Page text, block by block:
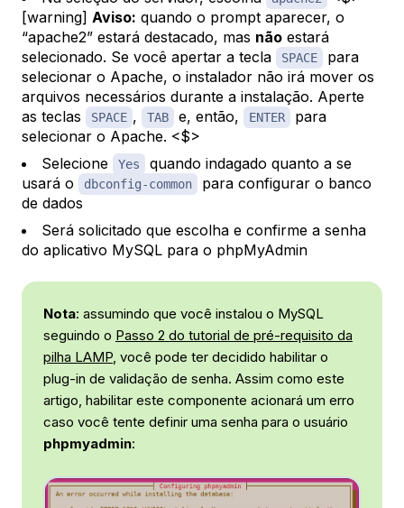
[warning] Aviso: quando o prompt aparecer, o
“apache2” estará destacado, mas não estará
selecionado. Se você apertar a tecla
SPACE
para
selecionar o Apache, o instalador não irá mover os
arquivos necessários durante a instalação. Aperte
as teclas
SPACE , TAB e, então, ENTER
para
selecionar o Apache. <$>
Selecione
Yes
quando indagado quanto a se
usará o
dbconfig-common
para configurar o banco
de dados
Será solicitado que escolha e confirme a senha
do aplicativo MySQL para o phpMyAdmin
Nota: assumindo que você instalou o MySQL
seguindo o Passo 2 do tutorial de pré-requisito da
pilha LAMP, você pode ter decidido habilitar o
plug-in de validação de senha. Assim como este
artigo, habilitar este componente acionará um erro
caso você tente definir uma senha para o usuário
phpmyadmin: